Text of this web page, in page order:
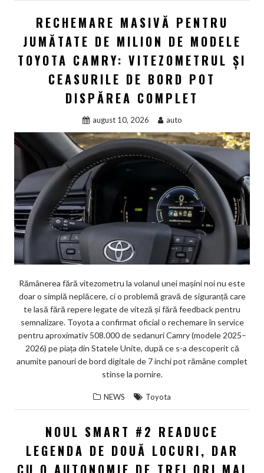
RECHEMARE MASIVĂ PENTRU
JUMĂTATE DE MILION DE MODELE
TOYOTA CAMRY: VITEZOMETRUL ȘI
CEASURILE DE BORD POT
DISPĂREA COMPLET
august 10, 2026 auto
Rămânerea fără vitezometru la volanul unei mașini noi nu este
doar o simplă neplăcere, ci o problemă gravă de siguranță care
te lasă fără repere legate de viteză și fără feedback pentru
semnalizare. Toyota a confirmat oficial o rechemare în service
pentru aproximativ 508.000 de sedanuri Camry (modele 2025–
2026) pe piața din Statele Unite, după ce s-a descoperit că
anumite panouri de bord digitale de 7 inchi pot rămâne complet
stinse la pornire.
NEWS Toyota
NOUL SMART #2 READUCE
LEGENDA DE DOUĂ LOCURI, DAR